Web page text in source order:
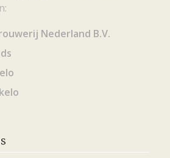
Nederland B.V.